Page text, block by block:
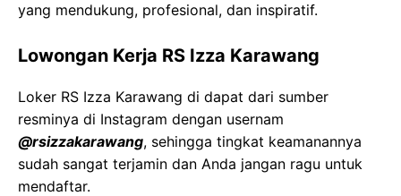
yang mendukung, profesional, dan inspiratif.
Lowongan Kerja RS Izza Karawang
Loker RS Izza Karawang di dapat dari sumber
resminya di Instagram dengan usernam
@rsizzakarawang, sehingga tingkat keamanannya
sudah sangat terjamin dan Anda jangan ragu untuk
mendaftar.